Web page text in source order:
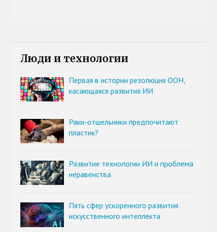
Люди и технологии
Первая в истории резолюция ООН,
касающаяся развития ИИ
Раки-отшельники предпочитают
пластик?
Развитие технологии ИИ и проблема
неравенства
Пять сфер ускоренного развития
искусственного интеллекта